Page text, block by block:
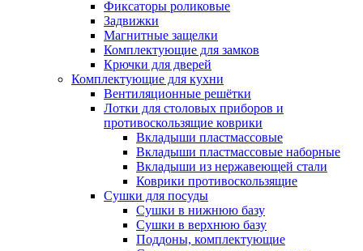
Фиксаторы роликовые
Задвижки
Магнитные защелки
Комплектующие для замков
Крючки для дверей
Комплектующие для кухни
Вентиляционные решётки
Лотки для столовых приборов и
противоскользящие коврики
Вкладыши пластмассовые
Вкладыши пластмассовые наборные
Вкладыши из нержавеющей стали
Коврики противоскользящие
Сушки для посуды
Сушки в нижнюю базу
Сушки в верхнюю базу
Поддоны, комплектующие